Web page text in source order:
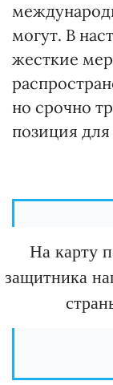
могут. В
жесткие
но срочно
позиция
На карту
защитника